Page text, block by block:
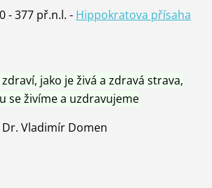
- 377 př.n.l. - Hippokratova přísaha
zdraví, jako je živá a zdravá strava,
se živíme a uzdravujeme
Dr. Vladimír Domen